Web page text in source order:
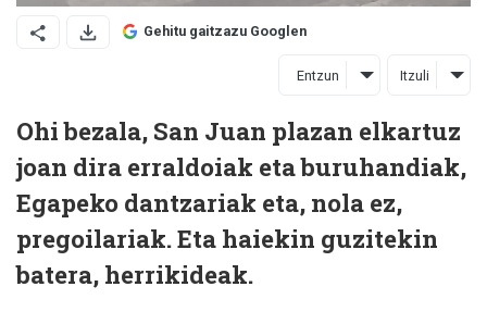
Gehitu gaitzazu Googlen
Entzun Itzuli
Ohi bezala, San Juan plazan elkartuz
joan dira erraldoiak eta buruhandiak,
Egapeko dantzariak eta, nola ez,
pregoilariak. Eta haiekin guzitekin
batera, herrikideak.